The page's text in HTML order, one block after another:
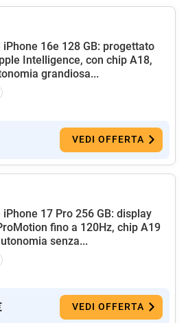
iPhone 16e 128 GB: progettato
Intelligence, con chip A18,
grandiosa...
VEDI OFFERTA
iPhone 17 Pro 256 GB: display
fino a 120Hz, chip A19
senza...
VEDI OFFERTA